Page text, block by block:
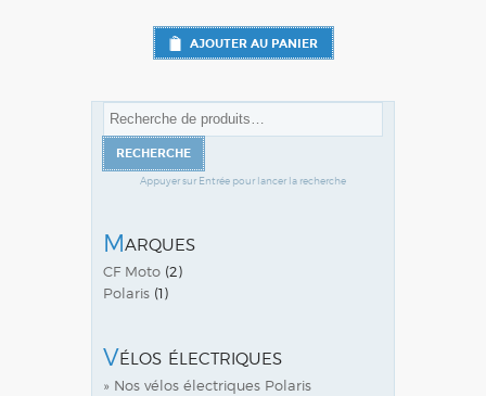
AJOUTER AU PANIER
Recherche
pour :
RECHERCHE
Marques
CF Moto (2)
Polaris (1)
Vélos électriques
» Nos vélos électriques Polaris